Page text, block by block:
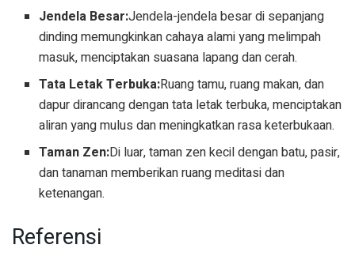
Jendela Besar:Jendela-jendela besar di sepanjang
dinding memungkinkan cahaya alami yang melimpah
masuk, menciptakan suasana lapang dan cerah.
Tata Letak Terbuka:Ruang tamu, ruang makan, dan
dapur dirancang dengan tata letak terbuka, menciptakan
aliran yang mulus dan meningkatkan rasa keterbukaan.
Taman Zen:Di luar, taman zen kecil dengan batu, pasir,
dan tanaman memberikan ruang meditasi dan
ketenangan.
Referensi